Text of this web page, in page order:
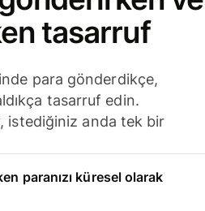
tasarruf
para gönderdikçe,
tasarruf edin.
istediğiniz anda tek bir
paranızı küresel olarak